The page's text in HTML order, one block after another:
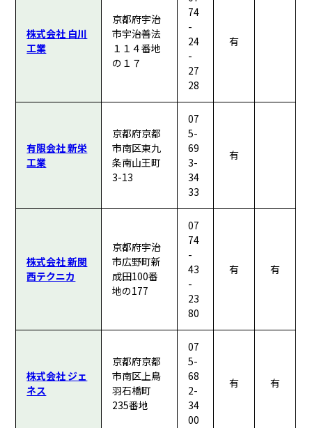
株式会社 白川
工業
京都府宇治
市宇治善法
１１４番地
の１７
74
-
24
-
27
28
有
有限会社 新栄
工業
京都府京都
市南区東九
条南山王町
3-13
07
5-
69
3-
34
33
有
株式会社 新関
西テクニカ
京都府宇治
市広野町新
成田100番
地の177
07
74
-
43
-
23
80
有 有
株式会社 ジェ
ネス
京都府京都
市南区上鳥
羽石橋町
235番地
07
5-
68
2-
34
00
有 有